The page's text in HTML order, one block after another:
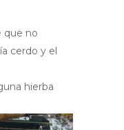
que no
cerdo y el
hierba